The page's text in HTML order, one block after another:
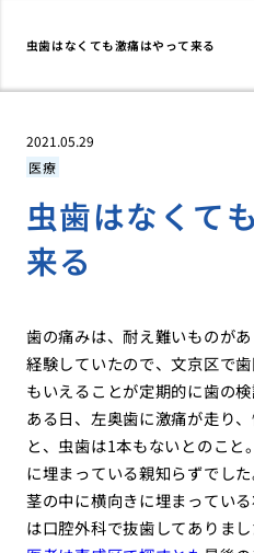
虫歯はなくても激痛はやって来る
2021.05.29
医療
虫歯はなくて
来る
歯の痛みは、耐え難いものが
経験していたので、文京区で
もいえることが定期的に歯の
ある日、左奥歯に激痛が走り
と、虫歯は1本もないとのこ
に埋まっている親知らずでし
茎の中に横向きに埋まってい
は口腔外科で抜歯してありまし